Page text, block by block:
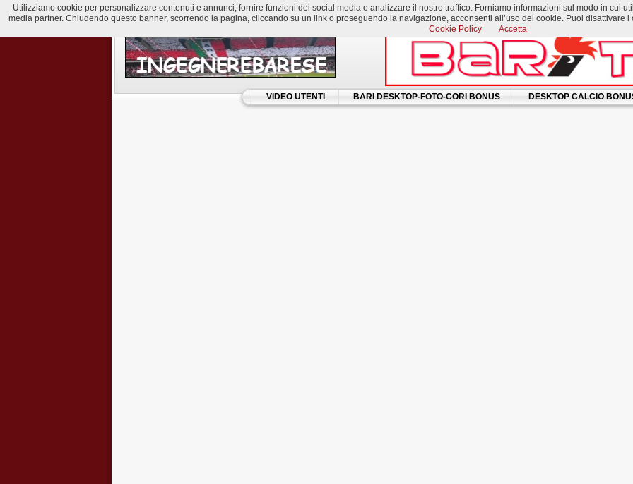
VIDEO UTENTI BARI DESKTOP-FOTO-CORI BONUS DESKTOP CALCIO
Utilizziamo cookie per personalizzare contenuti e annunci, fornire funzioni dei social media e analizzare il nostro traffico. Forniamo informazioni sul modo in cui
media partner. Chiudendo questo banner, scorrendo la pagina, cliccando su un link o proseguendo la navigazione, acconsenti all’uso dei cookie. Puoi
Cookie Policy
Accetta